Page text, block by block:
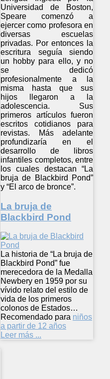
Universidad de Boston,
Speare comenzó a
ejercer como profesora en
diversas escuelas
privadas. Por entonces la
escritura seguía siendo
un hobby para ello, y no
se dedicó
profesionalmente a la
misma hasta que sus
hijos llegaron a la
adolescencia. Sus
primeros artículos fueron
escritos cotidianos para
revistas. Más adelante
profundizaría en el
desarrollo de libros
infantiles completos, entre
los cuales destacan “La
bruja de Blackbird Pond”
y “El arco de bronce”.
La bruja de
Blackbird Pond
La historia de “La bruja de
Blackbird Pond” fue
merecedora de la Medalla
Newbery en 1959 por su
vívido relato del estilo de
vida de los primeros
colonos de Estados…
Recomendado para niños
a partir de 12 años
Leer más ...